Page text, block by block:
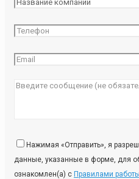
Нажимая «Отправить», я
данные, указанные в форме, для
ознакомлен(а) с Правилами